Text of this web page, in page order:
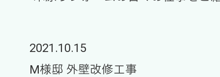
2021.10.15
M様邸 外壁改修工事